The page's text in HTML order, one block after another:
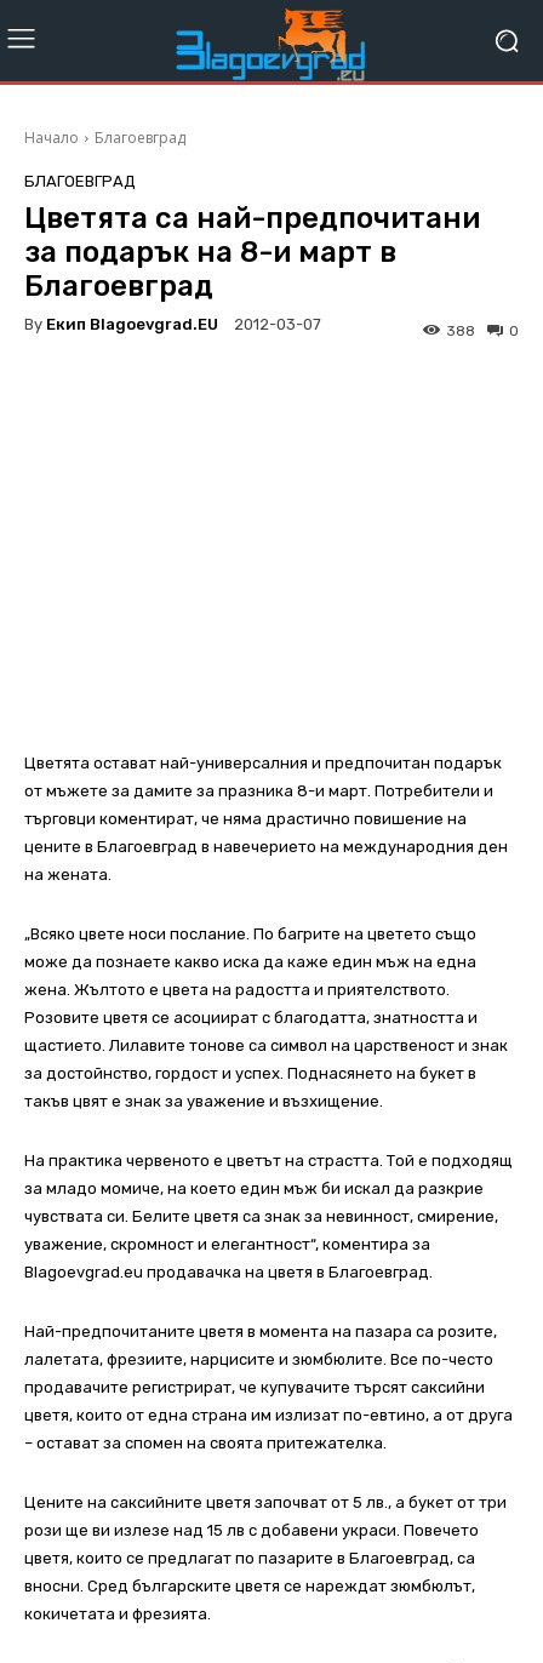
Начало Благоевград
БЛАГОЕВГРАД
Цветята са най-предпочитани
за подарък на 8-и март в
Благоевград
By Екип Blagoevgrad.EU 2012-03-07 0
388
Цветята остават най-универсалния и предпочитан подарък
от мъжете за дамите за празника 8-и март. Потребители и
търговци коментират, че няма драстично повишение на
цените в Благоевград в навечерието на международния ден
на жената.
„Всяко цвете носи послание. По багрите на цветето също
може да познаете какво иска да каже един мъж на една
жена. Жълтото е цвета на радостта и приятелството.
Розовите цветя се асоциират с благодатта, знатността и
щастието. Лилавите тонове са символ на царственост и знак
за достойнство, гордост и успех. Поднасянето на букет в
такъв цвят е знак за уважение и възхищение.
На практика червеното е цветът на страстта. Той е подходящ
за младо момиче, на което един мъж би искал да разкрие
чувствата си. Белите цветя са знак за невинност, смирение,
уважение, скромност и елегантност“, коментира за
Blagoevgrad.eu продавачка на цветя в Благоевград.
Най-предпочитаните цветя в момента на пазара са розите,
лалетата, фрезиите, нарцисите и зюмбюлите. Все по-често
продавачите регистрират, че купувачите търсят саксийни
цветя, които от една страна им излизат по-евтино, а от друга
– остават за спомен на своята притежателка.
Цените на саксийните цветя започват от 5 лв., а букет от три
рози ще ви излезе над 15 лв с добавени украси. Повечето
цветя, които се предлагат по пазарите в Благоевград, са
вносни. Сред българските цветя се нареждат зюмбюлът,
кокичетата и фрезията.